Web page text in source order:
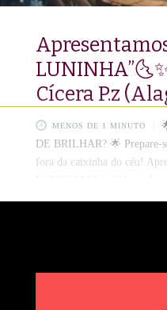
Cícera P.z
MENOS DE 1 MINUTO
DE BRILHAR? 🌟 ​Prepare-
fora da caixinha do céu!
LUNINHA”🌜✨🩷Luninha
um abraço quentinho vindo